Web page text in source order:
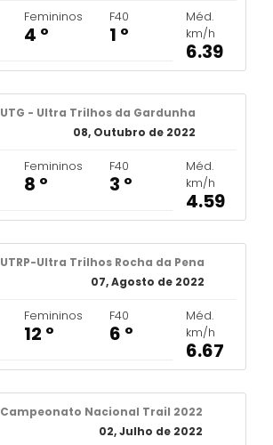
Femininos
4 º
F40
1 º
Méd.
km/h
6.39
UTG - Ultra Trilhos da Gardunha
08, Outubro de 2022
Femininos
8 º
F40
3 º
Méd.
km/h
4.59
UTRP-Ultra Trilhos Rocha da Pena
07, Agosto de 2022
Femininos
12 º
F40
6 º
Méd.
km/h
6.67
Campeonato Nacional Trail 2022
02, Julho de 2022